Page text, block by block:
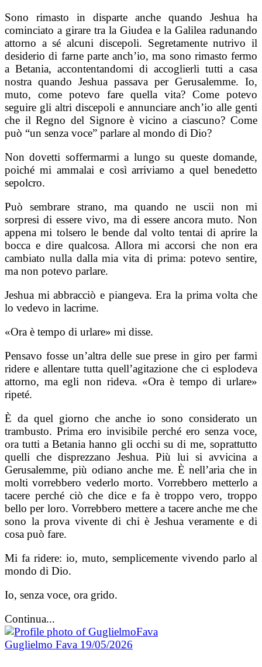
Sono rimasto in disparte anche quando Jeshua ha
cominciato a girare tra la Giudea e la Galilea radunando
attorno a sé alcuni discepoli. Segretamente nutrivo il
desiderio di farne parte anch’io, ma sono rimasto fermo
a Betania, accontentandomi di accoglierli tutti a casa
nostra quando Jeshua passava per Gerusalemme. Io,
muto, come potevo fare quella vita? Come potevo
seguire gli altri discepoli e annunciare anch’io alle genti
che il Regno del Signore è vicino a ciascuno? Come
può “un senza voce” parlare al mondo di Dio?
Non dovetti soffermarmi a lungo su queste domande,
poiché mi ammalai e così arriviamo a quel benedetto
sepolcro.
Può sembrare strano, ma quando ne uscii non mi
sorpresi di essere vivo, ma di essere ancora muto. Non
appena mi tolsero le bende dal volto tentai di aprire la
bocca e dire qualcosa. Allora mi accorsi che non era
cambiato nulla dalla mia vita di prima: potevo sentire,
ma non potevo parlare.
Jeshua mi abbracciò e piangeva. Era la prima volta che
lo vedevo in lacrime.
«Ora è tempo di urlare» mi disse.
Pensavo fosse un’altra delle sue prese in giro per farmi
ridere e allentare tutta quell’agitazione che ci esplodeva
attorno, ma egli non rideva. «Ora è tempo di urlare»
ripeté.
È da quel giorno che anche io sono considerato un
trambusto. Prima ero invisibile perché ero senza voce,
ora tutti a Betania hanno gli occhi su di me, soprattutto
quelli che disprezzano Jeshua. Più lui si avvicina a
Gerusalemme, più odiano anche me. È nell’aria che in
molti vorrebbero vederlo morto. Vorrebbero metterlo a
tacere perché ciò che dice e fa è troppo vero, troppo
bello per loro. Vorrebbero mettere a tacere anche me che
sono la prova vivente di chi è Jeshua veramente e di
cosa può fare.
Mi fa ridere: io, muto, semplicemente vivendo parlo al
mondo di Dio.
Io, senza voce, ora grido.
Continua...
Guglielmo Fava 19/05/2026